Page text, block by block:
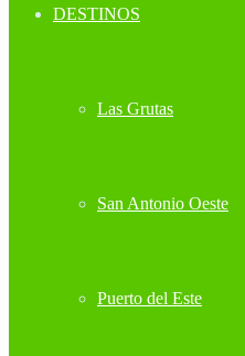
DESTINOS
Las Grutas
San Antonio Oeste
Puerto del Este